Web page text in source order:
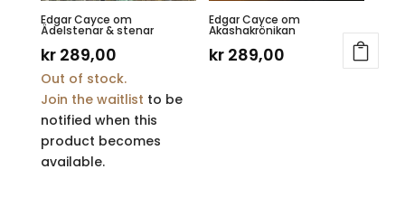
Edgar Cayce om
Ädelstenar & stenar
kr289,00
Out of stock.
Join the waitlist to be
notified when this
product becomes
available.
Edgar Cayce om
Akashakrönikan
kr 289,00